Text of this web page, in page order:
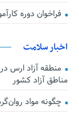
فراخوان دوره
اخبار سلامت
منطقه آزاد ارس
مناطق آزاد کشور
چگونه مواد